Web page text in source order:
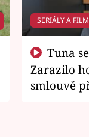
SERIÁLY A
Zarazilo
smlouvě